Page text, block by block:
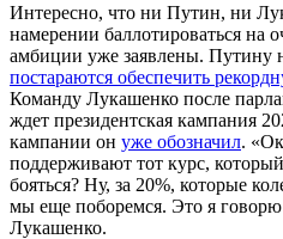
Интересно, что ни Путин, ни
намерении баллотироваться на
амбиции уже заявлены. Путину
постараются обеспечить
Команду Лукашенко после
ждет президентская кампания
кампании он уже обозначил.
поддерживают тот курс,
бояться? Ну, за 20%, которые
мы еще поборемся. Это я
Лукашенко.